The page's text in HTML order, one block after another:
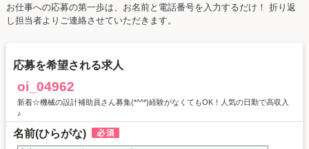
お仕事への応募の第一歩は、お名前と電話番号を入力するだけ！ 折り返
し担当者よりご連絡させていただきます。
応募を希望される求人
oi_04962
新着☆機械の設計補助員さん募集(*^^*)経験がなくてもOK！人気の日勤で高収入
♪
名前(ひらがな)